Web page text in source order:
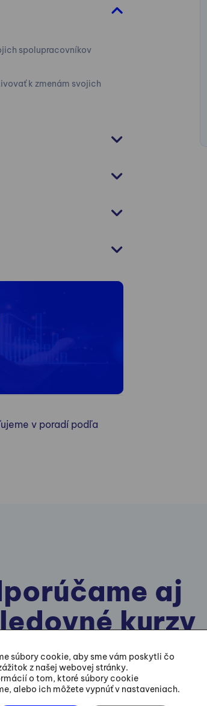
spolupracovníkov
k zmenám svojich
v poradí podľa
aj
kurzy
som v tom
súbory cookie, aby sme vám poskytli čo
z našej webovej stránky.
o tom, ktoré súbory cookie
alebo ich môžete vypnúť v nastaveniach.